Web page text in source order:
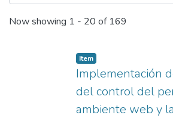
Now showing 1 - 20 of 169
Item
Implementación
del control del
ambiente web y